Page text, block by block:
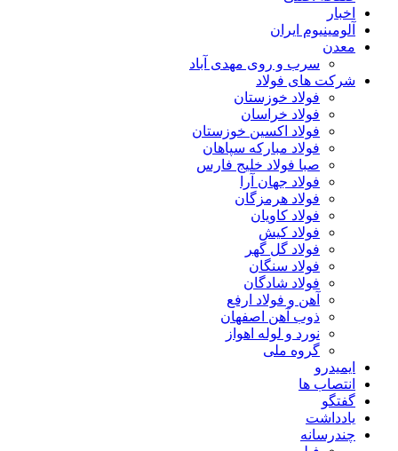
اخبار
آلومینیوم ایران
معدن
سرب و روی مهدی آباد
شرکت های فولاد
فولاد خوزستان
فولاد خراسان
فولاد اکسین خوزستان
فولاد مبارکه سپاهان
صبا فولاد خلیج فارس
فولاد جهان آرا
فولاد هرمزگان
فولاد کاویان
فولاد کیش
فولاد گل گهر
فولاد سنگان
فولاد شادگان
آهن و فولاد ارفع
ذوب آهن اصفهان
نورد و لوله اهواز
گروه ملی
ایمیدرو
انتصاب ها
گفتگو
یادداشت
چندرسانه